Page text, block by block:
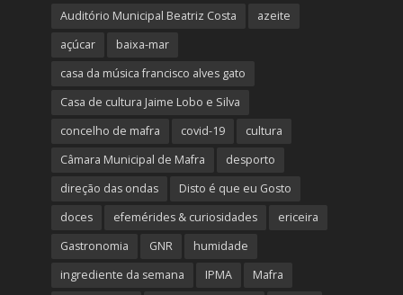
Auditório Municipal Beatriz Costa
azeite
açúcar
baixa-mar
casa da música francisco alves gato
Casa de cultura Jaime Lobo e Silva
concelho de mafra
covid-19
cultura
Câmara Municipal de Mafra
desporto
direção das ondas
Disto é que eu Gosto
doces
efemérides & curiosidades
ericeira
Gastronomia
GNR
humidade
ingrediente da semana
IPMA Mafra